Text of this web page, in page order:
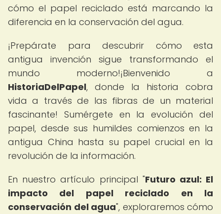
cómo el papel reciclado está marcando la
diferencia en la conservación del agua.
¡Prepárate para descubrir cómo esta
antigua invención sigue transformando el
mundo moderno!¡Bienvenido a
HistoriaDelPapel, donde la historia cobra
vida a través de las fibras de un material
fascinante! Sumérgete en la evolución del
papel, desde sus humildes comienzos en la
antigua China hasta su papel crucial en la
revolución de la información.
En nuestro artículo principal "Futuro azul: El
impacto del papel reciclado en la
conservación del agua", exploraremos cómo